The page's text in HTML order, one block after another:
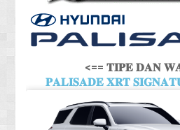
<== 𝐓𝐈𝐏𝐄 𝐃𝐀𝐍
𝐏𝐀𝐋𝐈𝐒𝐀𝐃𝐄 𝐗𝐑𝐓